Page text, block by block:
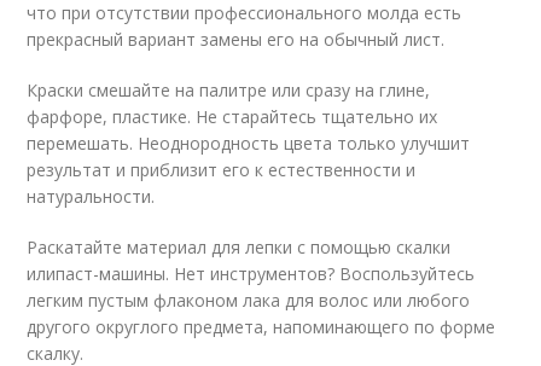
что при отсутствии профессионального молда есть
прекрасный вариант замены его на обычный лист.
Краски смешайте на палитре или сразу на глине,
фарфоре, пластике. Не старайтесь тщательно их
перемешать. Неоднородность цвета только улучшит
результат и приблизит его к естественности и
натуральности.
Раскатайте материал для лепки с помощью скалки
илипаст-машины. Нет инструментов? Воспользуйтесь
легким пустым флаконом лака для волос или любого
другого округлого предмета, напоминающего по форме
скалку.